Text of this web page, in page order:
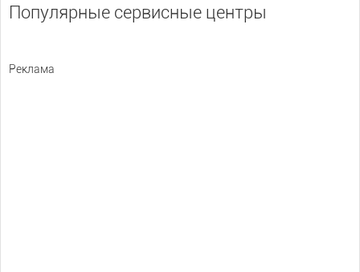
Популярные сервисные центры
Реклама